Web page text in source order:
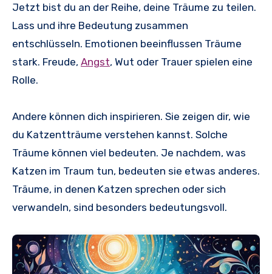
Jetzt bist du an der Reihe, deine Träume zu teilen.
Lass und ihre Bedeutung zusammen
entschlüsseln. Emotionen beeinflussen Träume
stark. Freude, Angst, Wut oder Trauer spielen eine
Rolle.
Andere können dich inspirieren. Sie zeigen dir, wie
du Katzentträume verstehen kannst. Solche
Träume können viel bedeuten. Je nachdem, was
Katzen im Traum tun, bedeuten sie etwas anderes.
Träume, in denen Katzen sprechen oder sich
verwandeln, sind besonders bedeutungsvoll.